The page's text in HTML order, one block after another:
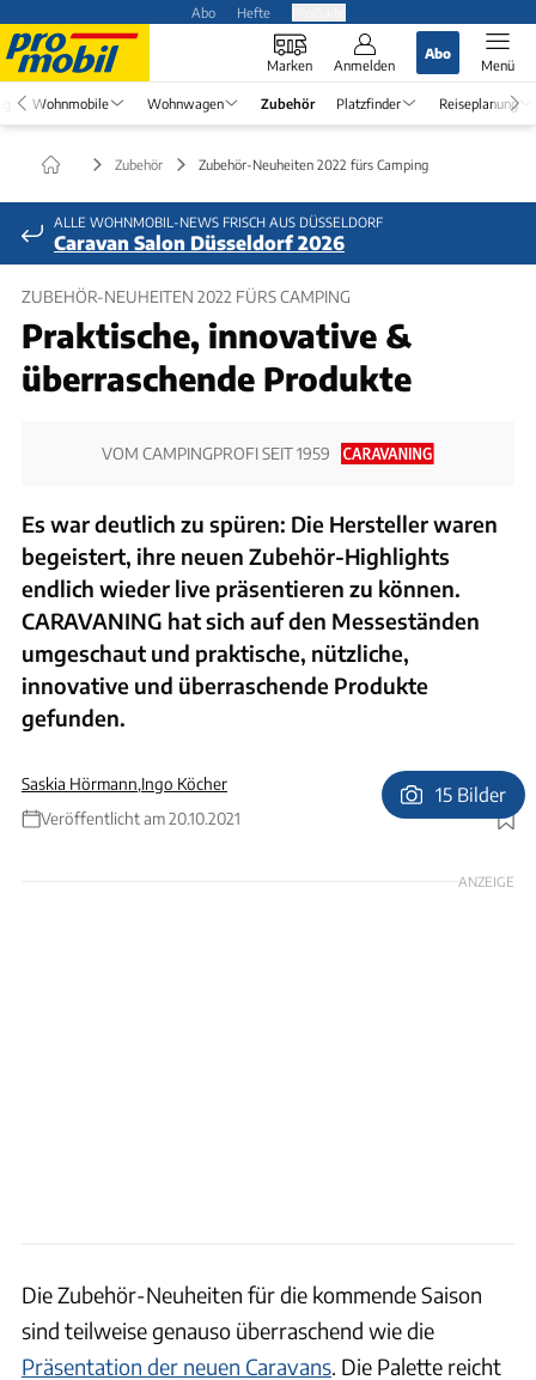
Abo Hefte
Marken Anmelden
Abo
Menü
Wohnmobile Wohnwagen Zubehör Platzfinder Reiseplanung
Zubehör Zubehör-Neuheiten 2022 fürs Camping
ALLE WOHNMOBIL-NEWS FRISCH AUS DÜSSELDORF
Caravan Salon Düsseldorf 2026
ZUBEHÖR-NEUHEITEN 2022 FÜRS CAMPING
Praktische, innovative &
überraschende Produkte
VOM CAMPINGPROFI SEIT 1959
Es war deutlich zu spüren: Die Hersteller waren
begeistert, ihre neuen Zubehör-Highlights
endlich wieder live präsentieren zu können.
CARAVANING hat sich auf den Messeständen
umgeschaut und praktische, nützliche,
innovative und überraschende Produkte
gefunden.
Saskia Hörmann,Ingo Köcher
Veröffentlicht am 20.10.2021
Foto: Uli Regenscheit
15 Bilder
ANZEIGE
Die Zubehör-Neuheiten für die kommende Saison
sind teilweise genauso überraschend wie die
Präsentation der neuen Caravans. Die Palette reicht